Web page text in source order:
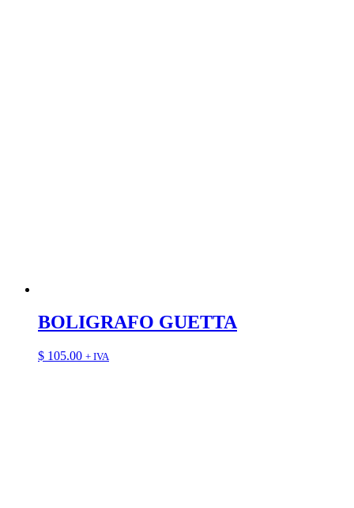
BOLIGRAFO GUETTA
$ 105.00 + IVA